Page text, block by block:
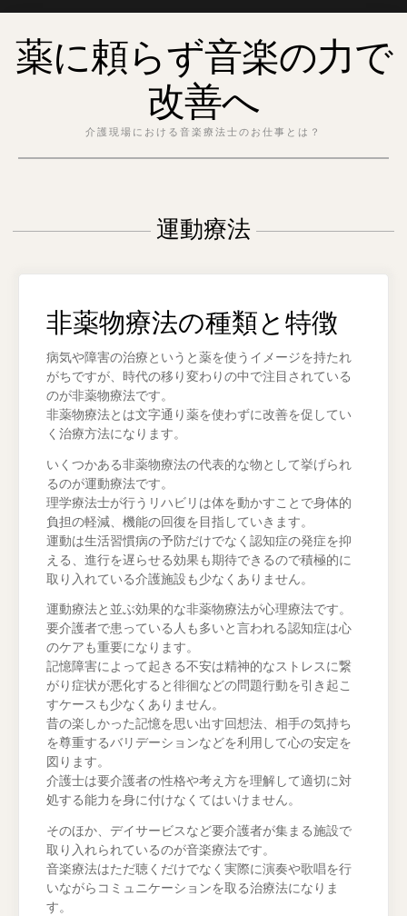
content薬に頼らず音楽の力で
改善へ
介護現場における音楽療法士のお仕事とは？
運動療法
非薬物療法の種類と特徴
病気や障害の治療というと薬を使うイメージを持たれ
がちですが、時代の移り変わりの中で注目されている
のが非薬物療法です。
非薬物療法とは文字通り薬を使わずに改善を促してい
く治療方法になります。
いくつかある非薬物療法の代表的な物として挙げられ
るのが運動療法です。
理学療法士が行うリハビリは体を動かすことで身体的
負担の軽減、機能の回復を目指していきます。
運動は生活習慣病の予防だけでなく認知症の発症を抑
える、進行を遅らせる効果も期待できるので積極的に
取り入れている介護施設も少なくありません。
運動療法と並ぶ効果的な非薬物療法が心理療法です。
要介護者で患っている人も多いと言われる認知症は心
のケアも重要になります。
記憶障害によって起きる不安は精神的なストレスに繋
がり症状が悪化すると徘徊などの問題行動を引き起こ
すケースも少なくありません。
昔の楽しかった記憶を思い出す回想法、相手の気持ち
を尊重するバリデーションなどを利用して心の安定を
図ります。
介護士は要介護者の性格や考え方を理解して適切に対
処する能力を身に付けなくてはいけません。
そのほか、デイサービスなど要介護者が集まる施設で
取り入れられているのが音楽療法です。
音楽療法はただ聴くだけでなく実際に演奏や歌唱を行
いながらコミュニケーションを取る治療法になりま
す。